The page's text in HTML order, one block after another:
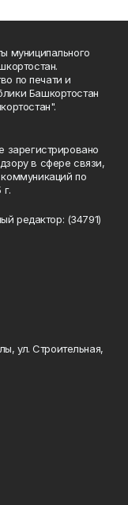
муниципального
по печати и
Башкортостан
зарегистрировано
в сфере связи,
по
редактор: (34791)
ул. Строительная,